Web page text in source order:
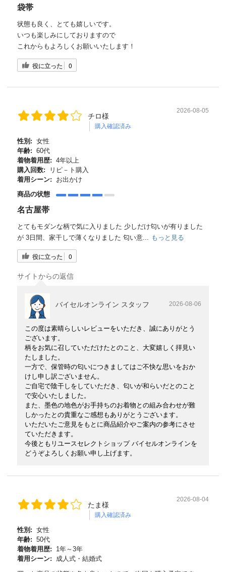
袋帯
状態も良く、とても嬉しいです。
いつも楽しみにしておりますので
これからもよろしくお願いいたします！
役に立った 0
チロ様
購入確認済み
2026-08-05
性別: 女性
年齢: 60代
着物着用歴: 4年以上
購入回数:
リピ－ト購入
着用シーン:
お出かけ
商品の状態
名古屋帯
とてもモダンな柄で気に入りました 少しだけ匂いが有りました
が 3日間、家干しで薄くなりました 匂い意...
もっと見る
役に立った 0
サイトからの返信
バイセルオンライン スタッフ 2026-08-06
この度は素晴らしいレビューをいただき、誠にありがとう
ございます。
柄をお気に召していただけたとのこと、大変嬉しく拝見い
たしました。
一方で、保管時の匂いにつきましてはご不快な思いをおか
けし申し訳ございません。
ご自宅で陰干しをしていただき、匂いが和らいだとのこと
で安心いたしました。
また、墨色の地色がお手持ちのお着物との組み合わせが難
しかったとの貴重なご感想もありがとうございます。
いただいたご意見をもとに商品紹介やご案内の参考にさせ
ていただきます。
今後ともリユースセレクトショップ バイセルオンラインを
どうぞよろしくお願い申し上げます。
たま様
購入確認済み
2026-08-04
性別: 女性
年齢: 50代
着物着用歴:
1年～3年
着用シーン:
成人式・結婚式